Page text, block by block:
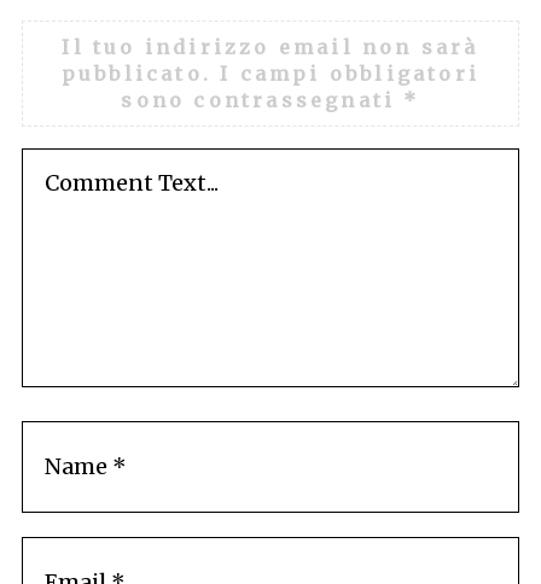
Il tuo indirizzo email non sarà
pubblicato. I campi obbligatori
sono contrassegnati *